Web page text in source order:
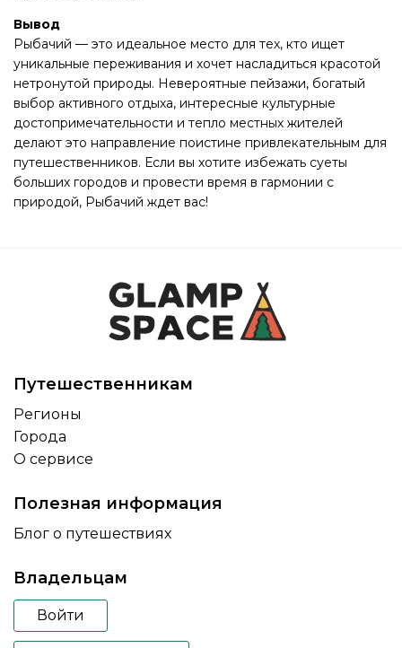
Вывод
Рыбачий — это идеальное место для тех, кто ищет
уникальные переживания и хочет насладиться красотой
нетронутой природы. Невероятные пейзажи, богатый
выбор активного отдыха, интересные культурные
достопримечательности и тепло местных жителей
делают это направление поистине привлекательным для
путешественников. Если вы хотите избежать суеты
больших городов и провести время в гармонии с
природой, Рыбачий ждет вас!
Путешественникам
Регионы
Города
О сервисе
Полезная информация
Блог о путешествиях
Владельцам
Войти